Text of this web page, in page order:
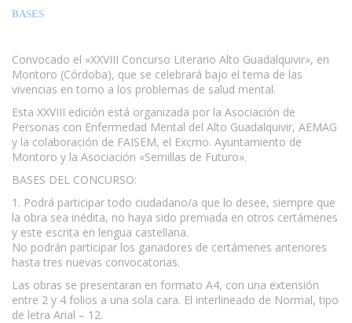
BASES
Convocado el «XXVIII Concurso Literario Alto Guadalquivir», en
Montoro (Córdoba), que se celebrará bajo el tema de las
vivencias en torno a los problemas de salud mental.
Esta XXVIII edición está organizada por la Asociación de
Personas con Enfermedad Mental del Alto Guadalquivir, AEMAG
y la colaboración de FAISEM, el Excmo. Ayuntamiento de
Montoro y la Asociación «Semillas de Futuro».
BASES DEL CONCURSO:
1. Podrá participar todo ciudadano/a que lo desee, siempre que
la obra sea inédita, no haya sido premiada en otros certámenes
y este escrita en lengua castellana.
No podrán participar los ganadores de certámenes anteriores
hasta tres nuevas convocatorias.
Las obras se presentaran en formato A4, con una extensión
entre 2 y 4 folios a una sola cara. El interlineado de Normal, tipo
de letra Arial – 12.